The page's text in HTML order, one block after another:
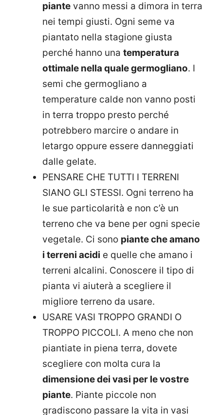
piante vanno messi a dimora in terra
nei tempi giusti. Ogni seme va
piantato nella stagione giusta
perché hanno una temperatura
ottimale nella quale germogliano. I
semi che germogliano a
temperature calde non vanno posti
in terra troppo presto perché
potrebbero marcire o andare in
letargo oppure essere danneggiati
dalle gelate.
PENSARE CHE TUTTI I TERRENI
SIANO GLI STESSI. Ogni terreno ha
le sue particolarità e non c’è un
terreno che va bene per ogni specie
vegetale. Ci sono piante che amano
i terreni acidi e quelle che amano i
terreni alcalini. Conoscere il tipo di
pianta vi aiuterà a scegliere il
migliore terreno da usare.
USARE VASI TROPPO GRANDI O
TROPPO PICCOLI. A meno che non
piantiate in piena terra, dovete
scegliere con molta cura la
dimensione dei vasi per le vostre
piante. Piante piccole non
gradiscono passare la vita in vasi